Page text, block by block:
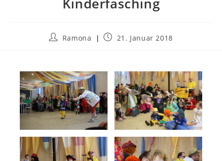
Kinderfasching
Beitrags-
Ramona
Beitrag21. Januar 2018